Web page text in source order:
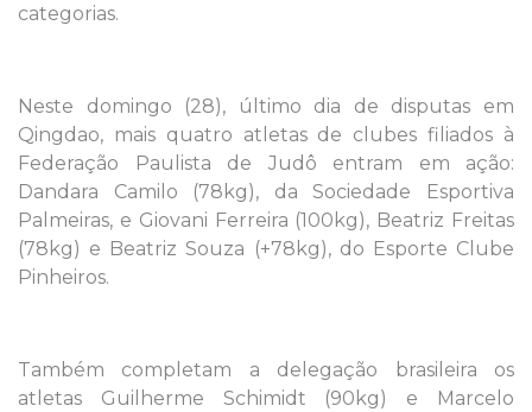
categorias.
Neste domingo (28), último dia de disputas em
Qingdao, mais quatro atletas de clubes filiados à
Federação Paulista de Judô entram em ação:
Dandara Camilo (78kg), da Sociedade Esportiva
Palmeiras, e Giovani Ferreira (100kg), Beatriz Freitas
(78kg) e Beatriz Souza (+78kg), do Esporte Clube
Pinheiros.
Também completam a delegação brasileira os
atletas Guilherme Schimidt (90kg) e Marcelo